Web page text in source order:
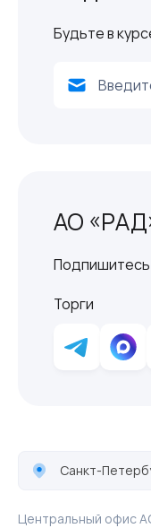
Будьте в
АО
Подпишитесь
Торги
Санкт-
Центральный офис